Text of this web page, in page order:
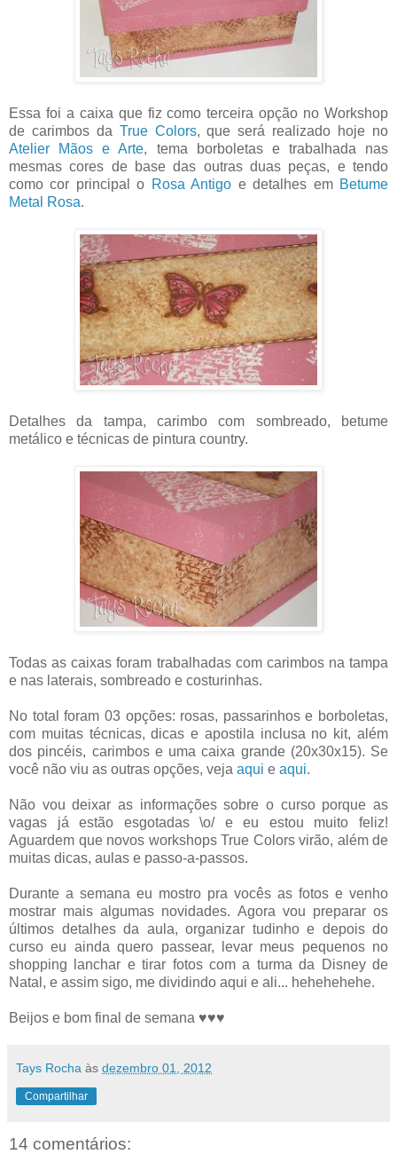
Essa foi a caixa que fiz como terceira opção no Workshop
de carimbos da True Colors, que será realizado hoje no
Atelier Mãos e Arte, tema borboletas e trabalhada nas
mesmas cores de base das outras duas peças, e tendo
como cor principal o Rosa Antigo e detalhes em Betume
Metal Rosa.
Detalhes da tampa, carimbo com sombreado, betume
metálico e técnicas de pintura country.
Todas as caixas foram trabalhadas com carimbos na tampa
e nas laterais, sombreado e costurinhas.
No total foram 03 opções: rosas, passarinhos e borboletas,
com muitas técnicas, dicas e apostila inclusa no kit, além
dos pincéis, carimbos e uma caixa grande (20x30x15). Se
você não viu as outras opções, veja aqui e aqui.
Não vou deixar as informações sobre o curso porque as
vagas já estão esgotadas \o/ e eu estou muito feliz!
Aguardem que novos workshops True Colors virão, além de
muitas dicas, aulas e passo-a-passos.
Durante a semana eu mostro pra vocês as fotos e venho
mostrar mais algumas novidades. Agora vou preparar os
últimos detalhes da aula, organizar tudinho e depois do
curso eu ainda quero passear, levar meus pequenos no
shopping lanchar e tirar fotos com a turma da Disney de
Natal, e assim sigo, me dividindo aqui e ali... hehehehehe.
Beijos e bom final de semana ♥♥♥
Tays Rocha às dezembro 01, 2012
Compartilhar
14 comentários: